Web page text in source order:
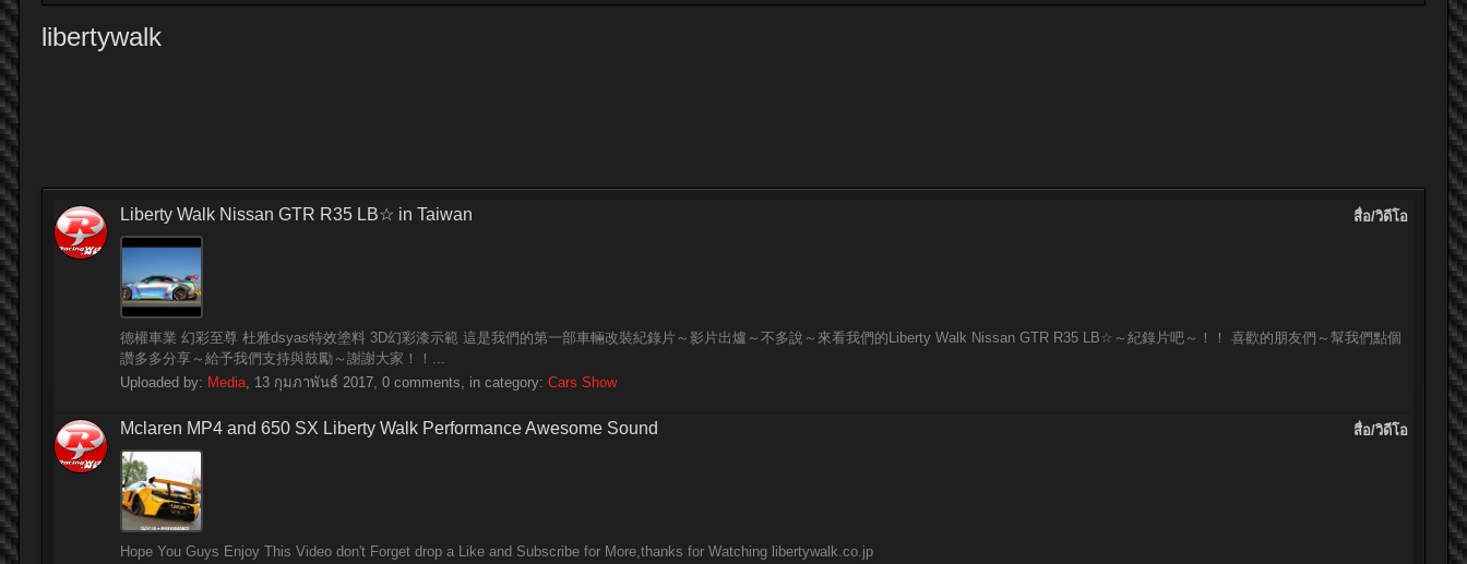
libertywalk
สื่อ/วิดีโอ
Liberty Walk Nissan GTR R35 LB☆ in Taiwan
德權車業 幻彩至尊 杜雅dsyas特效塗料 3D幻彩漆示範 這是我們的第一部車輛改裝紀錄片～影片出爐～不多說～來看我們的Liberty Walk Nissan GTR R35 LB☆～紀錄片吧～！！ 喜歡的朋友們～幫我們點個
讚多多分享～給予我們支持與鼓勵～謝謝大家！！...
Uploaded by: Media, 13 กุมภาพันธ์ 2017, 0 comments, in category: Cars Show
สื่อ/วิดีโอ
Mclaren MP4 and 650 SX Liberty Walk Performance Awesome Sound
Hope You Guys Enjoy This Video don't Forget drop a Like and Subscribe for More,thanks for Watching libertywalk.co.jp